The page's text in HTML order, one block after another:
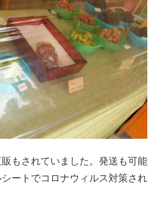
もされていました。発送も可能
ートでコロナウィルス対策され